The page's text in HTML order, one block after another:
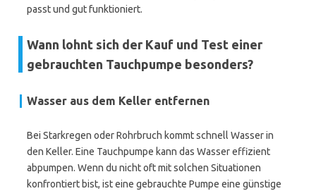
passt und gut funktioniert.
Wann lohnt sich der Kauf und Test einer
gebrauchten Tauchpumpe besonders?
Wasser aus dem Keller entfernen
Bei Starkregen oder Rohrbruch kommt schnell Wasser in
den Keller. Eine Tauchpumpe kann das Wasser effizient
abpumpen. Wenn du nicht oft mit solchen Situationen
konfrontiert bist, ist eine gebrauchte Pumpe eine günstige